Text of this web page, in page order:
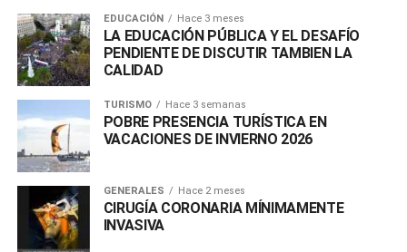
EDUCACIÓN Hace 3 meses
LA EDUCACIÓN PÚBLICA Y EL DESAFÍO
PENDIENTE DE DISCUTIR TAMBIEN LA
CALIDAD
TURISMO Hace 3 semanas
POBRE PRESENCIA TURÍSTICA EN
VACACIONES DE INVIERNO 2026
GENERALES Hace 2 meses
CIRUGÍA CORONARIA MÍNIMAMENTE
INVASIVA